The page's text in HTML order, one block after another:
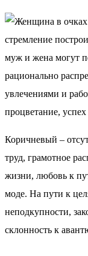
стремление
муж и жена могут
рационально
увлечениями и
процветание,
Коричневый –
труд, грамотное
жизни, любовь к
моде. На пути к
неподкупности,
склонность к